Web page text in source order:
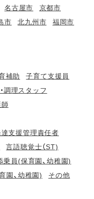
名古屋市
京都市
市 北九州市
福岡市
補助
子育て支援員
調理スタッフ
達支援管理責任者
言語聴覚士（ST)
乗員(保育園、幼稚園)
園、幼稚園) その他